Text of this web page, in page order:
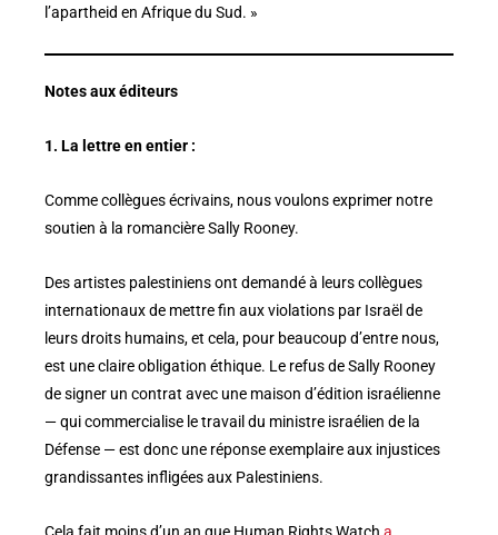
l’apartheid en Afrique du Sud. »
Notes aux éditeurs
1. La lettre en entier :
Comme collègues écrivains, nous voulons exprimer notre
soutien à la romancière Sally Rooney.
Des artistes palestiniens ont demandé à leurs collègues
internationaux de mettre fin aux violations par Israël de
leurs droits humains, et cela, pour beaucoup d’entre nous,
est une claire obligation éthique. Le refus de Sally Rooney
de signer un contrat avec une maison d’édition israélienne
— qui commercialise le travail du ministre israélien de la
Défense — est donc une réponse exemplaire aux injustices
grandissantes infligées aux Palestiniens.
Cela fait moins d’un an que Human Rights Watch a